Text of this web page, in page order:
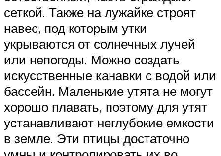
сеткой. Также на лужайке строят
навес, под которым утки
укрываются от солнечных лучей
или непогоды. Можно создать
искусственные канавки с водой или
бассейн. Маленькие утята не могут
хорошо плавать, поэтому для утят
устанавливают неглубокие емкости
в земле. Эти птицы достаточно